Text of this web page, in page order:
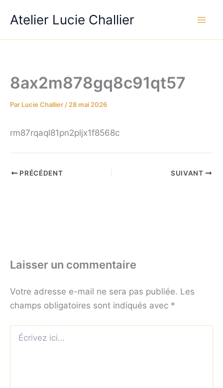
Atelier Lucie Challier
8ax2m878gq8c91qt57
Par Lucie Challier / 28 mai 2026
rm87rqaql81pn2pljx1f8568c
PRÉCÉDENT SUIVANT
Laisser un commentaire
Votre adresse e-mail ne sera pas publiée. Les
champs obligatoires sont indiqués avec *
ici…